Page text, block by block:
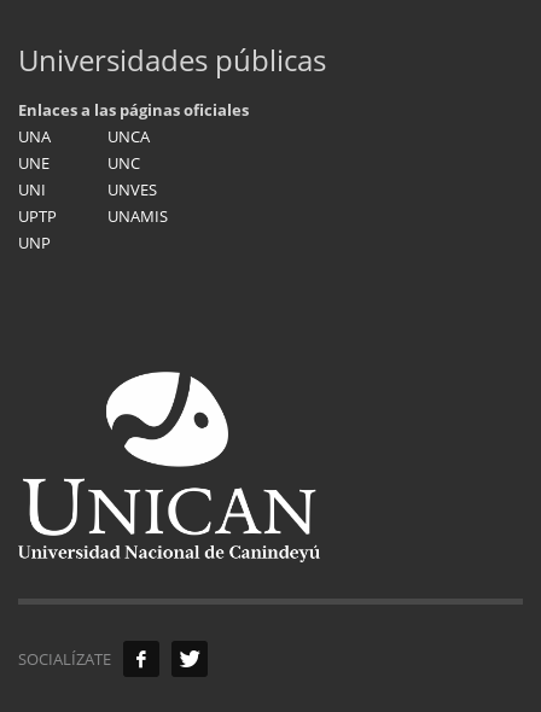
Universidades públicas
Enlaces a las páginas oficiales
UNA
UNCA
UNE
UNC
UNI
UNVES
UPTP
UNAMIS
UNP
SOCIALÍZATE